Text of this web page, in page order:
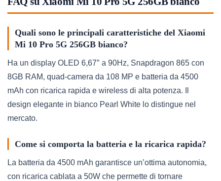
Quali sono le principali caratteristiche del Xiaomi
Mi 10 Pro 5G 256GB bianco?
Ha un display OLED 6,67″ a 90Hz, Snapdragon 865 con
8GB RAM, quad-camera da 108 MP e batteria da 4500
mAh con ricarica rapida e wireless di alta potenza. Il
design elegante in bianco Pearl White lo distingue nel
mercato.
Come si comporta la batteria e la ricarica rapida?
La batteria da 4500 mAh garantisce un’ottima autonomia,
con ricarica cablata a 50W che permette di tornare